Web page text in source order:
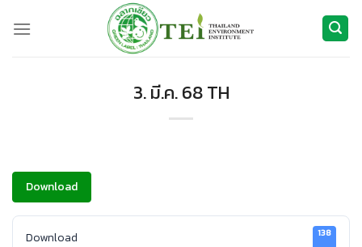
3. มี.ค. 68 TH
Download
Download 138